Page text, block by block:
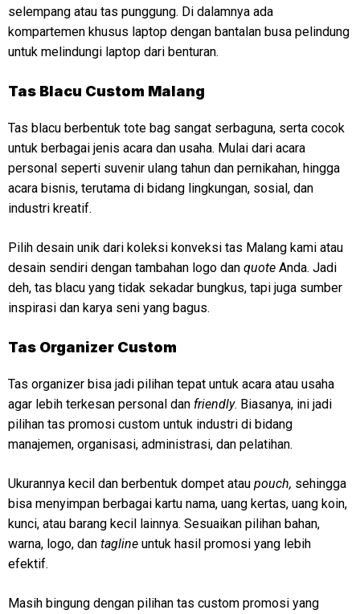
selempang atau tas punggung. Di dalamnya ada
kompartemen khusus laptop dengan bantalan busa pelindung
untuk melindungi laptop dari benturan.
Tas Blacu Custom Malang
Tas blacu berbentuk tote bag sangat serbaguna, serta cocok
untuk berbagai jenis acara dan usaha. Mulai dari acara
personal seperti suvenir ulang tahun dan pernikahan, hingga
acara bisnis, terutama di bidang lingkungan, sosial, dan
industri kreatif.
Pilih desain unik dari koleksi konveksi tas Malang kami atau
desain sendiri dengan tambahan logo dan quote Anda. Jadi
deh, tas blacu yang tidak sekadar bungkus, tapi juga sumber
inspirasi dan karya seni yang bagus.
Tas Organizer Custom
Tas organizer bisa jadi pilihan tepat untuk acara atau usaha
agar lebih terkesan personal dan friendly. Biasanya, ini jadi
pilihan tas promosi custom untuk industri di bidang
manajemen, organisasi, administrasi, dan pelatihan.
Ukurannya kecil dan berbentuk dompet atau pouch, sehingga
bisa menyimpan berbagai kartu nama, uang kertas, uang koin,
kunci, atau barang kecil lainnya. Sesuaikan pilihan bahan,
warna, logo, dan tagline untuk hasil promosi yang lebih
efektif.
Masih bingung dengan pilihan tas custom promosi yang